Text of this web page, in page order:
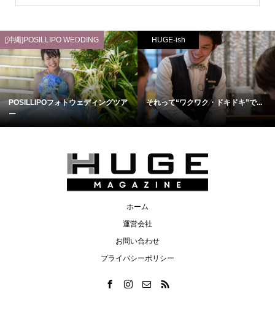
[沖縄]POSILLIPO WEDDING
POSILLIPOフォトウェディングツア
ー
HUGE-ish
それって“ワクワク・ドキドキ”で...
ホーム
運営会社
お問い合わせ
プライバシーポリシー